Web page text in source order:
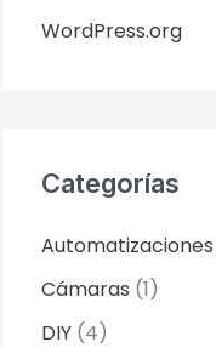
WordPress.org
Categorías
Automatizaciones
Cámaras (1)
DIY (4)